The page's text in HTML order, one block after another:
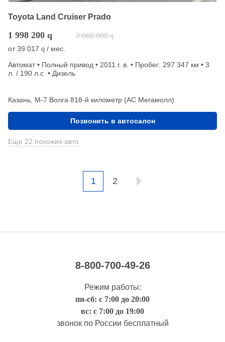
Toyota Land Cruiser Prado
1 998 200 q 2 060 000 q
от39 017 q / мес.
Автомат • Полный привод • 2011 г. в. • Пробег: 297 347 км • 3
л. / 190 л.с. • Дизель
Казань, М-7 Волга 818-й километр (АС Мегамолл)
Позвонить в автосалон
Еще 22 похожих авто
1 2
8-800-700-49-26
Режим работы:
пн-сб: с 7:00 до 20:00
вс: с 7:00 до 19:00
звонок по России бесплатный